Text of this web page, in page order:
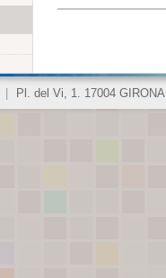
Pl. del Vi, 1. 17004 GIRONA